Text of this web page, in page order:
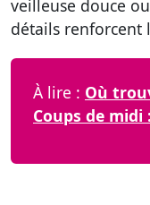
veilleuse douce
détails renforcent
À lire : Où
Coups de